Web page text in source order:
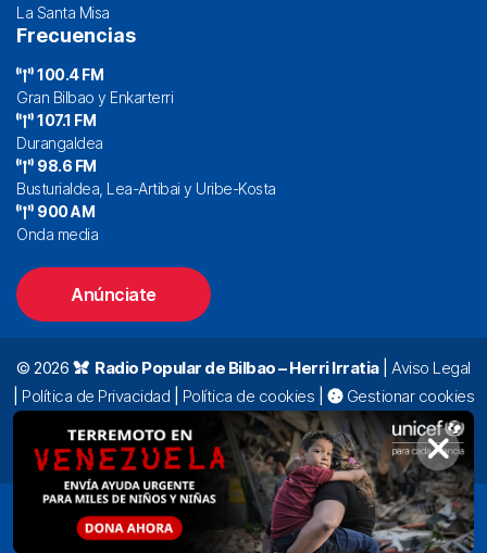
La Santa Misa
Frecuencias
100.4 FM
Gran Bilbao y Enkarterri
107.1 FM
Durangaldea
98.6 FM
Busturialdea, Lea-Artibai y Uribe-Kosta
900 AM
Onda media
Anúnciate
© 2026 Radio Popular de Bilbao – Herri Irratia|Aviso Legal
Política de Privacidad Política de cookies
Gestionar cookies
Alda. Mazarredo, 47 – 7º 48009 Bilbao |
94 423 92 00|
oyentes@radiopopular.com